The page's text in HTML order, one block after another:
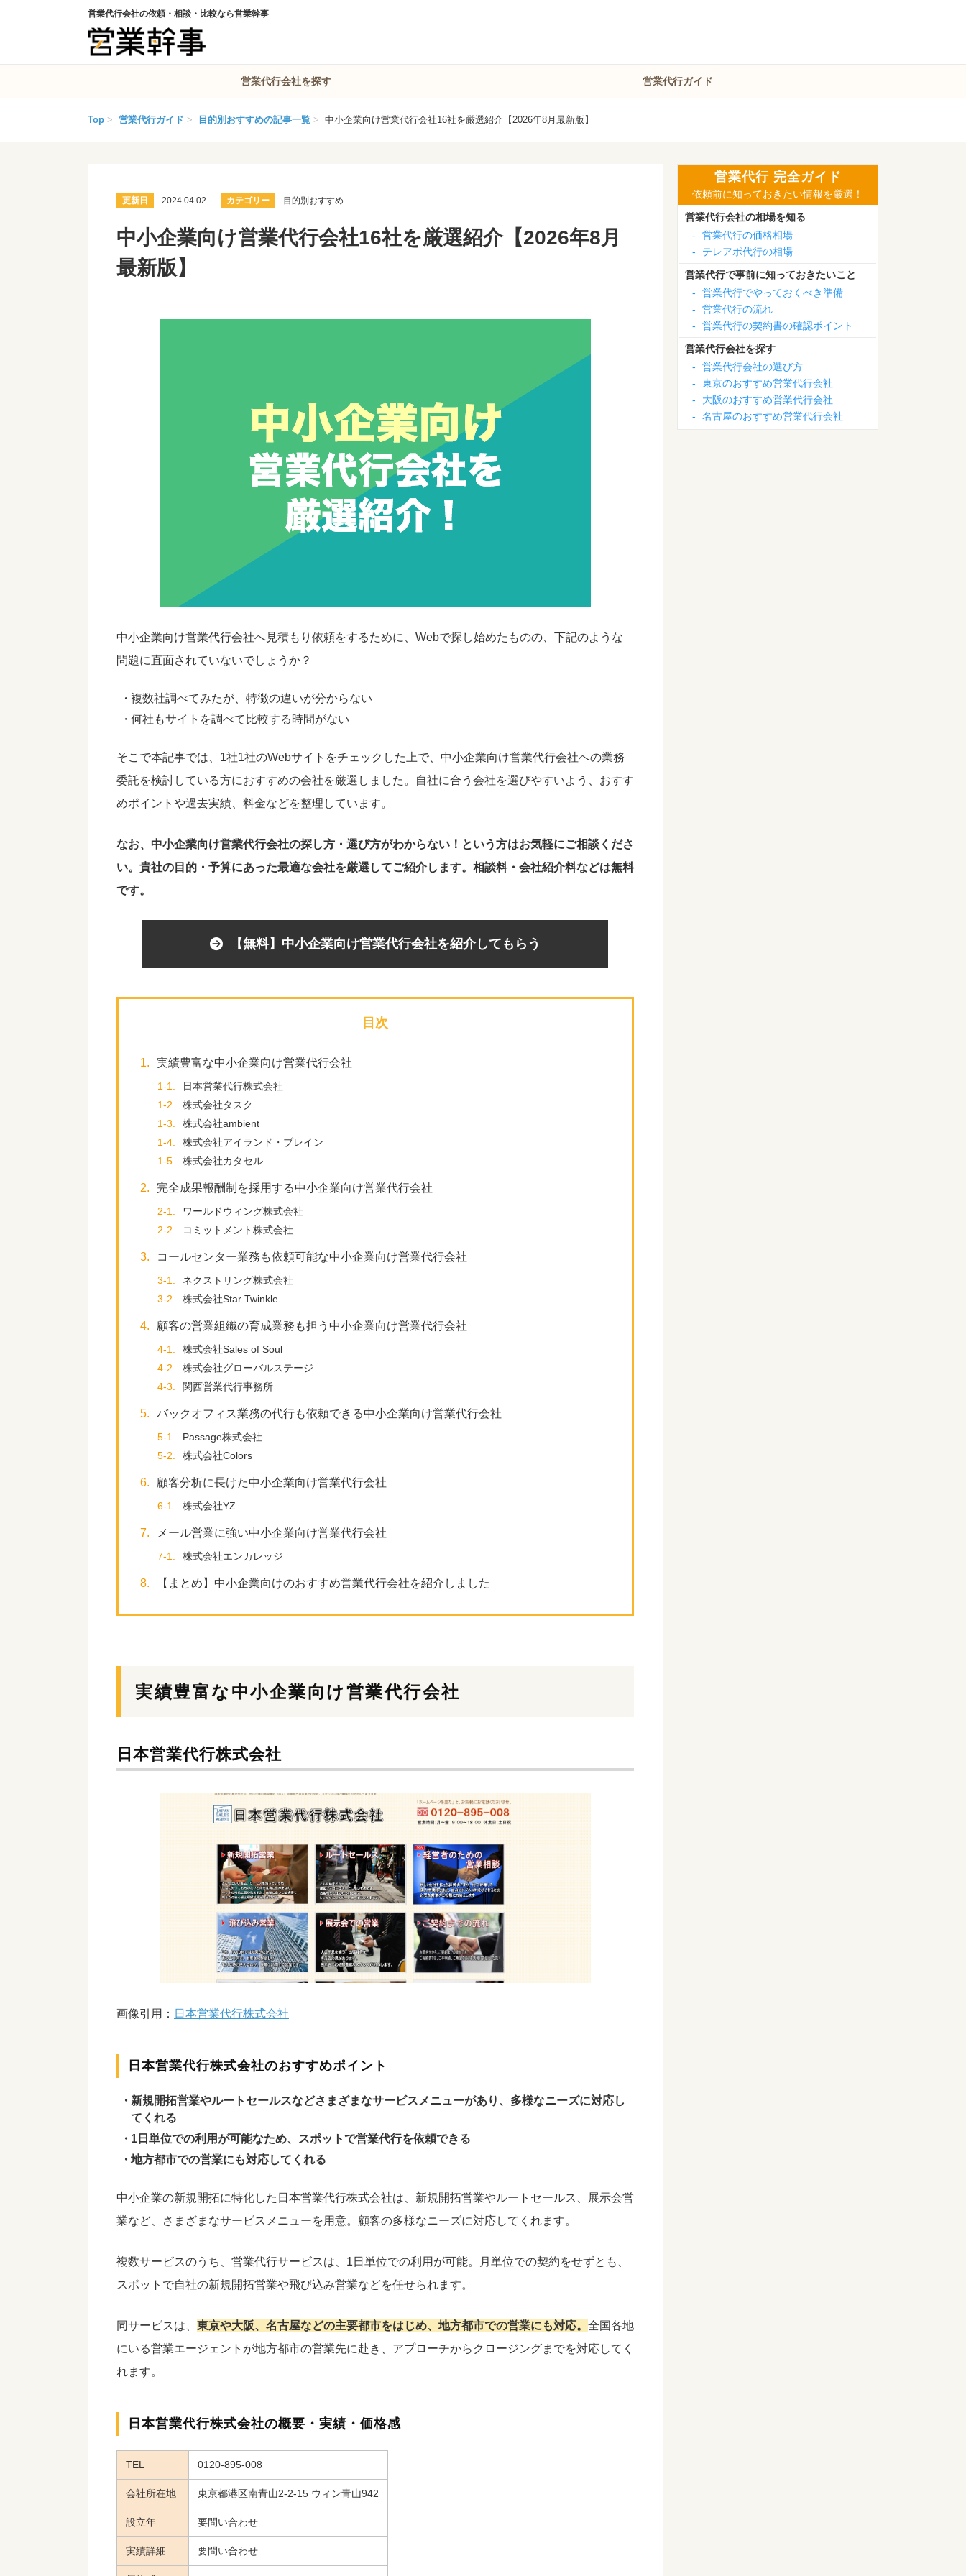
営業代行会社の依頼・相談・比較なら営業幹事
営業代行会社を探す 営業代行ガイド
Top > 営業代行ガイド > 目的別おすすめの記事一覧 > 中小企業向け営業代行会社16社を厳選紹介【2026年8月最新版】
更新日 2024.04.02 カテゴリー 目的別おすすめ
中小企業向け営業代行会社16社を厳選紹介【2026年8月
最新版】
中小企業向け営業代行会社へ見積もり依頼をするために、Webで探し始めたものの、下記のような
問題に直面されていないでしょうか？
複数社調べてみたが、特徴の違いが分からない
何社もサイトを調べて比較する時間がない
そこで本記事では、1社1社のWebサイトをチェックした上で、中小企業向け営業代行会社への業務
委託を検討している方におすすめの会社を厳選しました。自社に合う会社を選びやすいよう、おすす
めポイントや過去実績、料金などを整理しています。
なお、中小企業向け営業代行会社の探し方・選び方がわからない！という方はお気軽にご相談くださ
い。貴社の目的・予算にあった最適な会社を厳選してご紹介します。相談料・会社紹介料などは無料
です。
【無料】中小企業向け営業代行会社を紹介してもらう
目次
1. 実績豊富な中小企業向け営業代行会社
1-1.
日本営業代行株式会社
1-2.
株式会社タスク
1-3.
株式会社ambient
1-4.
株式会社アイランド・ブレイン
1-5.
株式会社カタセル
2. 完全成果報酬制を採用する中小企業向け営業代行会社
2-1.
ワールドウィング株式会社
2-2.
コミットメント株式会社
3. コールセンター業務も依頼可能な中小企業向け営業代行会社
3-1.
ネクストリング株式会社
3-2.
株式会社Star Twinkle
4. 顧客の営業組織の育成業務も担う中小企業向け営業代行会社
4-1.
株式会社Sales of Soul
4-2.
株式会社グローバルステージ
4-3.
関西営業代行事務所
5. バックオフィス業務の代行も依頼できる中小企業向け営業代行会社
5-1.
Passage株式会社
5-2.
株式会社Colors
6. 顧客分析に長けた中小企業向け営業代行会社
6-1. 株式会社YZ
7. メール営業に強い中小企業向け営業代行会社
7-1. 株式会社エンカレッジ
8. 【まとめ】中小企業向けのおすすめ営業代行会社を紹介しました
実績豊富な中小企業向け営業代行会社
日本営業代行株式会社
画像引用： 日本営業代行株式会社
日本営業代行株式会社のおすすめポイント
新規開拓営業やルートセールスなどさまざまなサービスメニューがあり、多様なニーズに対応し
てくれる
1日単位での利用が可能なため、スポットで営業代行を依頼できる
地方都市での営業にも対応してくれる
中小企業の新規開拓に特化した日本営業代行株式会社は、新規開拓営業やルートセールス、展示会営
業など、さまざまなサービスメニューを用意。顧客の多様なニーズに対応してくれます。
複数サービスのうち、営業代行サービスは、1日単位での利用が可能。月単位での契約をせずとも、
スポットで自社の新規開拓営業や飛び込み営業などを任せられます。
同サービスは、 東京や大阪、名古屋などの主要都市をはじめ、地方都市での営業にも対応。 全国各地
にいる営業エージェントが地方都市の営業先に赴き、アプローチからクロージングまでを対応してく
れます。
日本営業代行株式会社の概要・実績・価格感
TEL 0120-895-008
会社所在地 東京都港区南青山2-2-15 ウィン青山942
設立年 要問い合わせ
実績詳細 要問い合わせ
営業代行 完全ガイド
依頼前に知っておきたい情報を厳選！
営業代行会社の相場を知る
-
営業代行の価格相場
-
テレアポ代行の相場
営業代行で事前に知っておきたいこと
-
営業代行でやっておくべき準備
-
営業代行の流れ
-
営業代行の契約書の確認ポイント
営業代行会社を探す
-
営業代行会社の選び方
-
東京のおすすめ営業代行会社
-
大阪のおすすめ営業代行会社
-
名古屋のおすすめ営業代行会社